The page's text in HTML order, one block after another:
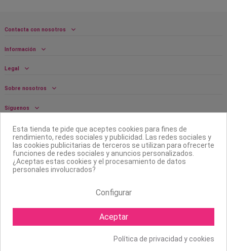
Contacta con nosotros
Información
Legal
Sobre nosotros
Síguenos
Boletín
Esta tienda te pide que aceptes cookies para fines de
rendimiento, redes sociales y publicidad. Las redes sociales y
las cookies publicitarias de terceros se utilizan para ofrecerte
funciones de redes sociales y anuncios personalizados.
¿Aceptas estas cookies y el procesamiento de datos
personales involucrados?
Configurar
Aceptar
Política de privacidad y cookies